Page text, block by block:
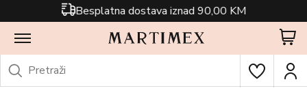
Besplatna dostava iznad 90,00 KM